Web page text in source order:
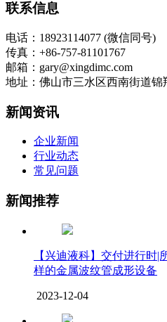
联系信息
电话：18923114077 (微信同号)
传真：+86-757-81101767
邮箱：gary@xingdimc.com
地址：佛山市三水区西南街道锦
新闻资讯
企业新闻
行业动态
常见问题
新闻推荐
【兴迪液科】交付进行时
样的金属波纹管成形设备
2023-12-04